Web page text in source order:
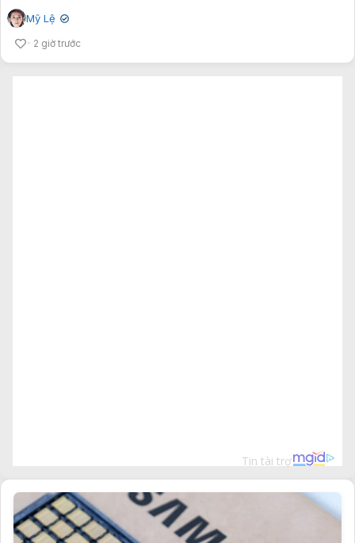
Mỹ Lệ ✔
2 giờ trước